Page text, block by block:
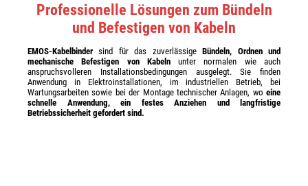
Professionelle Lösungen zum Bündeln
und Befestigen von Kabeln
EMOS-Kabelbinder sind für das zuverlässigeBündeln, Ordnen und
mechanische Befestigen von Kabelnunter normalen wie auch
anspruchsvolleren Installationsbedingungen ausgelegt. Sie finden
Anwendung in Elektroinstallationen, im industriellen Betrieb, bei
Wartungsarbeiten sowie bei der Montage technischer Anlagen, wo eine
schnelle Anwendung, ein festes Anziehen und langfristige
Betriebssicherheit gefordert sind.